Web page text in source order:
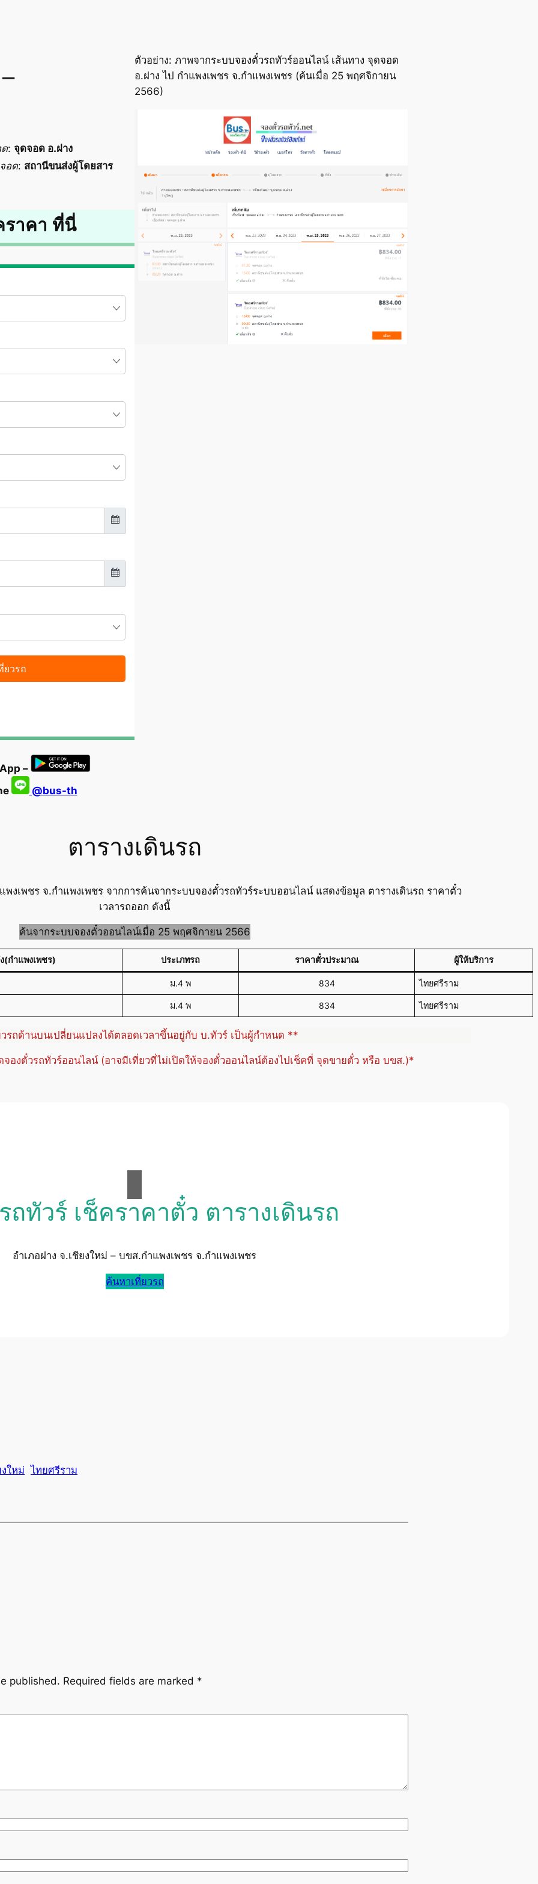
: จุดจอด อ.ฝาง
อด: สถานีขนส่งผู้โดยสาร
ราคา ที่นี่
–
@bus-th
ตัวอย่าง: ภาพจากระบบจองตั๋วรถทัวร์ออนไลน์ เส้นทาง จุดจอด
อ.ฝาง ไป กำแพงเพชร จ.กำแพงเพชร (ค้นเมื่อ 25 พฤศจิกายน
2566)
ตารางเดินรถ
งเพชร จ.กำแพงเพชร จากการค้นจากระบบจองตั๋วรถทัวร์ระบบออนไลน์ แสดงข้อมูล ตารางเดินรถ ราคาตั๋ว
เวลารถออก ดังนี้
ค้นจากระบบจองตั๋วออนไลน์เมื่อ 25 พฤศจิกายน 2566
(กำแพงเพชร) ประเภทรถ ราคาตั๋วประมาณ ผู้ให้บริการ
ม.4 พ 834 ไทยศรีราม
ม.4 พ 834 ไทยศรีราม
รถด้านบนเปลี่ยนแปลงได้ตลอดเวลาขึ้นอยู่กับ บ.ทัวร์ เป็นผู้กำหนด **
จองตั๋วรถทัวร์ออนไลน์ (อาจมีเที่ยวที่ไม่เปิดให้จองตั๋วออนไลน์ต้องไปเช็คที่ จุดขายตั๋ว หรือ บขส.)*
ถทัวร์ เช็คราคาตั๋ว ตารางเดินรถ
อำเภอฝาง จ.เชียงใหม่ – บขส.กำแพงเพชร จ.กำแพงเพชร
ค้นหาเที่ยวรถ
งใหม่ ไทยศรีราม
published. Required fields are marked *